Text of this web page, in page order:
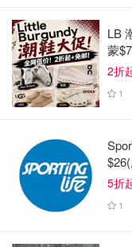
LB
蒙
2折
1
5折
1